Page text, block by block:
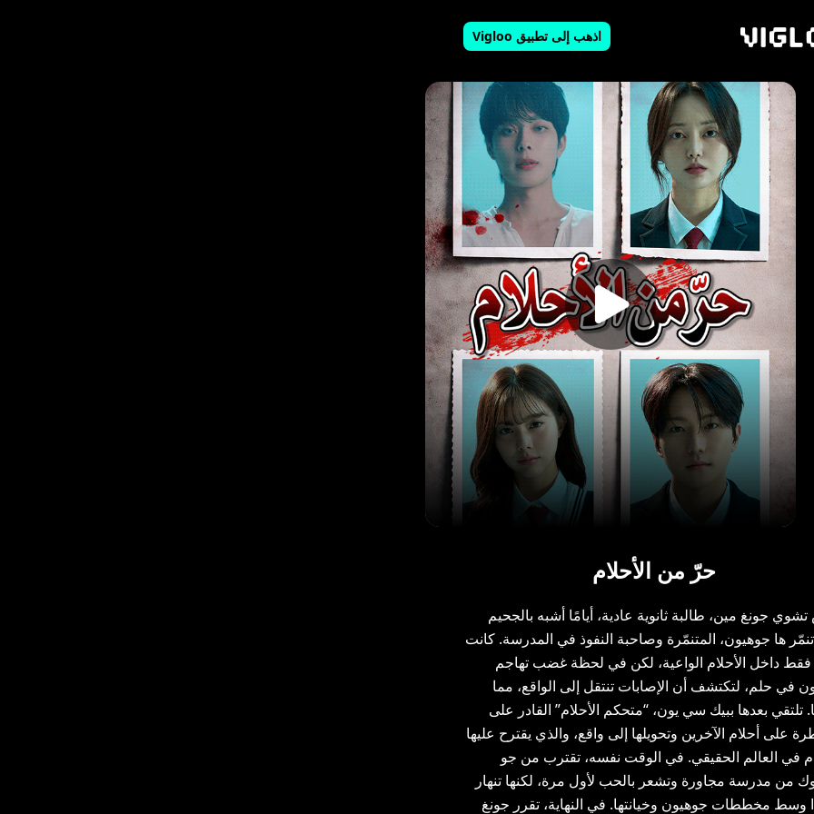
اذهب إلى تطبيق Vigloo
حرّ من الأحلام
جونغ مين، طالبة ثانوية عادية، أيامًا أشبه بالجحيم
ها جوهيون، المتنمّرة وصاحبة النفوذ في المدرسة. كانت
فقط داخل الأحلام الواعية، لكن في لحظة غضب تهاجم
في حلم، لتكتشف أن الإصابات تنتقل إلى الواقع، مما
تلتقي بعدها ببيك سي يون، “متحكم الأحلام” القادر على
على أحلام الآخرين وتحويلها إلى واقع، والذي يقترح عليها
في العالم الحقيقي. في الوقت نفسه، تقترب من جو
من مدرسة مجاورة وتشعر بالحب لأول مرة، لكنها تنهار
وسط مخططات جوهيون وخيانتها. في النهاية، تقرر جونغ